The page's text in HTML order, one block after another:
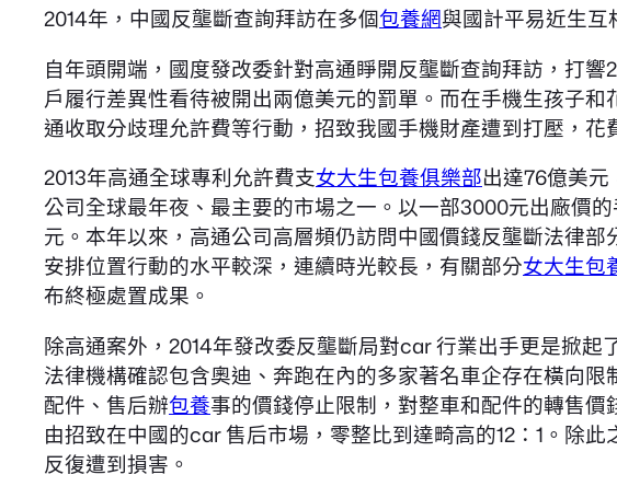
2014年，中國反壟斷查詢拜訪在多個包養網與國計平易近生互
自年頭開端，國度發改委針對高通睜開反壟斷查詢拜訪，打
戶履行差異性看待被開出兩億美元的罰單。而在手機生孩子
通收取分歧理允許費等行動，招致我國手機財產遭到打壓，花
2013年高通全球專利允許費支女大生包養俱樂部出達76億美
公司全球最年夜、最主要的市場之一。以一部3000元出廠價
元。本年以來，高通公司高層頻仍訪問中國價錢反壟斷法律
安排位置行動的水平較深，連續時光較長，有關部分女大生包
布終極處置成果。
除高通案外，2014年發改委反壟斷局對car 行業出手更是掀
法律機構確認包含奧迪、奔跑在內的多家著名車企存在橫向
配件、售后辦包養事的價錢停止限制，對整車和配件的轉售
由招致在中國的car 售后市場，零整比到達畸高的12：1。除
反復遭到損害。